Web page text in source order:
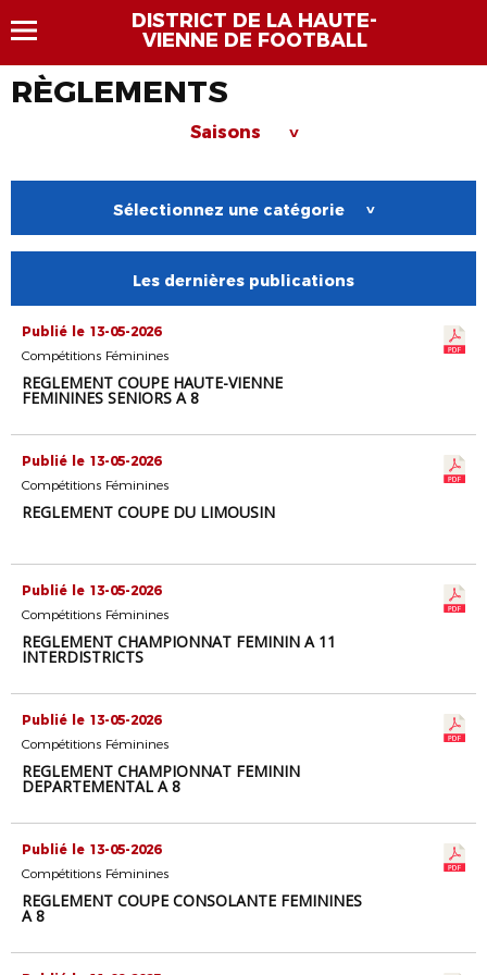
DISTRICT DE LA HAUTE-
VIENNE DE FOOTBALL
RÈGLEMENTS
Saisons >
Sélectionnez une catégorie >
Les dernières publications
Publié le 13-05-2026
Compétitions Féminines
REGLEMENT COUPE HAUTE-VIENNE
FEMININES SENIORS A 8
Publié le 13-05-2026
Compétitions Féminines
REGLEMENT COUPE DU LIMOUSIN
Publié le 13-05-2026
Compétitions Féminines
REGLEMENT CHAMPIONNAT FEMININ A 11
INTERDISTRICTS
Publié le 13-05-2026
Compétitions Féminines
REGLEMENT CHAMPIONNAT FEMININ
DEPARTEMENTAL A 8
Publié le 13-05-2026
Compétitions Féminines
REGLEMENT COUPE CONSOLANTE FEMININES
A 8